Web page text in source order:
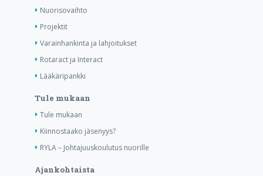
Nuorisovaihto
Projektit
Varainhankinta ja lahjoitukset
Rotaract ja Interact
Lääkäripankki
Tule mukaan
Tule mukaan
Kiinnostaako jäsenyys?
RYLA – Johtajuuskoulutus nuorille
Ajankohtaista